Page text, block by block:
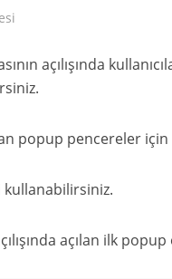
açılışında
popup pencereler
açılan ilk